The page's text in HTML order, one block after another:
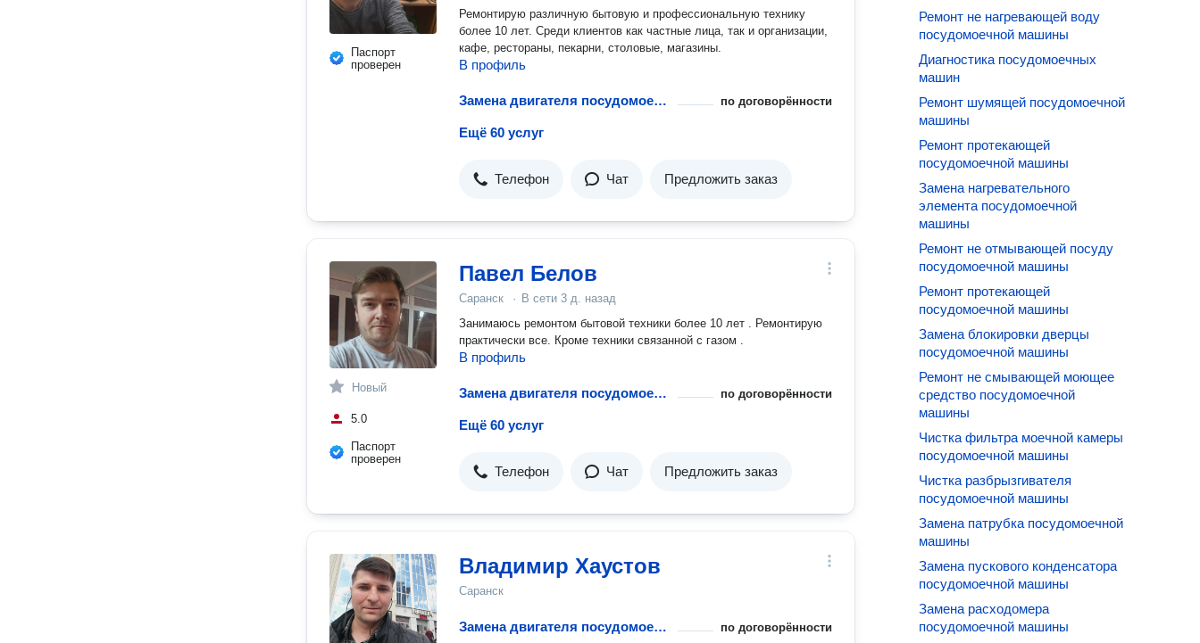
Паспорт
проверен
Ремонтирую различную бытовую и профессиональную технику
более 10 лет. Среди клиентов как частные лица, так и организации,
кафе, рестораны, пекарни, столовые, магазины.
В профиль
Замена двигателя посудомоечной машины по договорённости
Ещё 60 услуг
Телефон Чат Предложить заказ
Новый
5.0
Паспорт
проверен
Павел Белов
Саранск · В сети 3 д. назад
Занимаюсь ремонтом бытовой техники более 10 лет . Ремонтирую
практически все. Кроме техники связанной с газом .
В профиль
Замена двигателя посудомоечной машины по договорённости
Ещё 60 услуг
Телефон Чат Предложить заказ
Владимир Хаустов
Саранск
Замена двигателя посудомоечной машины по договорённости
Ремонт не нагревающей воду
посудомоечной машины
Диагностика посудомоечных
машин
Ремонт шумящей посудомоечной
машины
Ремонт протекающей
посудомоечной машины
Замена нагревательного
элемента посудомоечной
машины
Ремонт не отмывающей посуду
посудомоечной машины
Ремонт протекающей
посудомоечной машины
Замена блокировки дверцы
посудомоечной машины
Ремонт не смывающей моющее
средство посудомоечной
машины
Чистка фильтра моечной камеры
посудомоечной машины
Чистка разбрызгивателя
посудомоечной машины
Замена патрубка посудомоечной
машины
Замена пускового конденсатора
посудомоечной машины
Замена расходомера
посудомоечной машины